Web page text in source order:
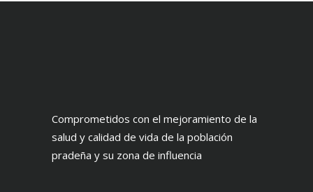
Comprometidos con el mejoramiento de la
salud y calidad de vida de la población
pradeña y su zona de influencia